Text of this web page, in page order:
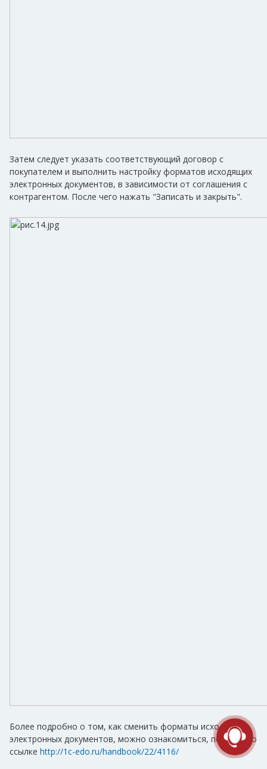
Затем следует указать соответствующий договор с
покупателем и выполнить настройку форматов исходящих
электронных документов, в зависимости от соглашения с
контрагентом. После чего нажать "Записать и закрыть".
Более подробно о том, как сменить форматы исходящих
электронных документов, можно ознакомиться, перейдя по
ссылке http://1c-edo.ru/handbook/22/4116/